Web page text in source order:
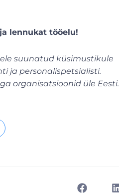
lennukat tööelu!
suunatud küsimustikule
ja personalispetsialisti.
organisatsioonid üle Eesti.